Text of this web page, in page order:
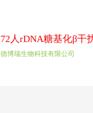
人rDNA糖基化β干
博瑞生物科技有限公司